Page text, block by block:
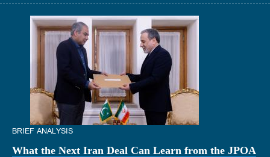
BRIEF ANALYSIS
What the Next Iran Deal Can Learn from the JPOA